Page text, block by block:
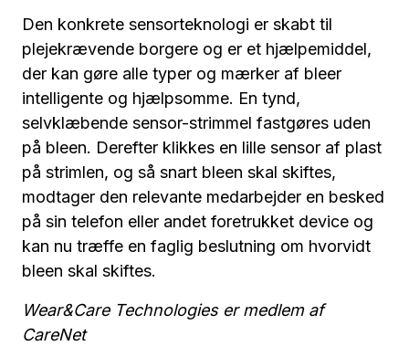
Den konkrete sensorteknologi er skabt til
plejekrævende borgere og er et hjælpemiddel,
der kan gøre alle typer og mærker af bleer
intelligente og hjælpsomme. En tynd,
selvklæbende sensor-strimmel fastgøres uden
på bleen. Derefter klikkes en lille sensor af plast
på strimlen, og så snart bleen skal skiftes,
modtager den relevante medarbejder en besked
på sin telefon eller andet foretrukket device og
kan nu træffe en faglig beslutning om hvorvidt
bleen skal skiftes.
Wear&Care Technologies er medlem af
CareNet